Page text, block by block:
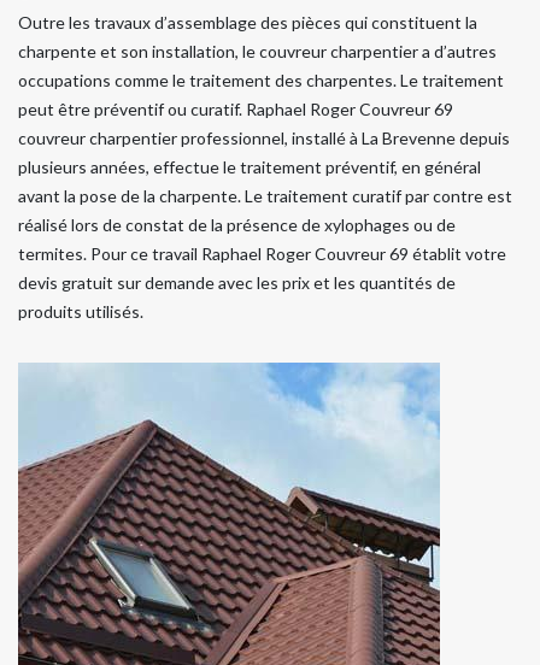
Outre les travaux d’assemblage des pièces qui constituent la
charpente et son installation, le couvreur charpentier a d’autres
occupations comme le traitement des charpentes. Le traitement
peut être préventif ou curatif. Raphael Roger Couvreur 69
couvreur charpentier professionnel, installé à La Brevenne depuis
plusieurs années, effectue le traitement préventif, en général
avant la pose de la charpente. Le traitement curatif par contre est
réalisé lors de constat de la présence de xylophages ou de
termites. Pour ce travail Raphael Roger Couvreur 69 établit votre
devis gratuit sur demande avec les prix et les quantités de
produits utilisés.